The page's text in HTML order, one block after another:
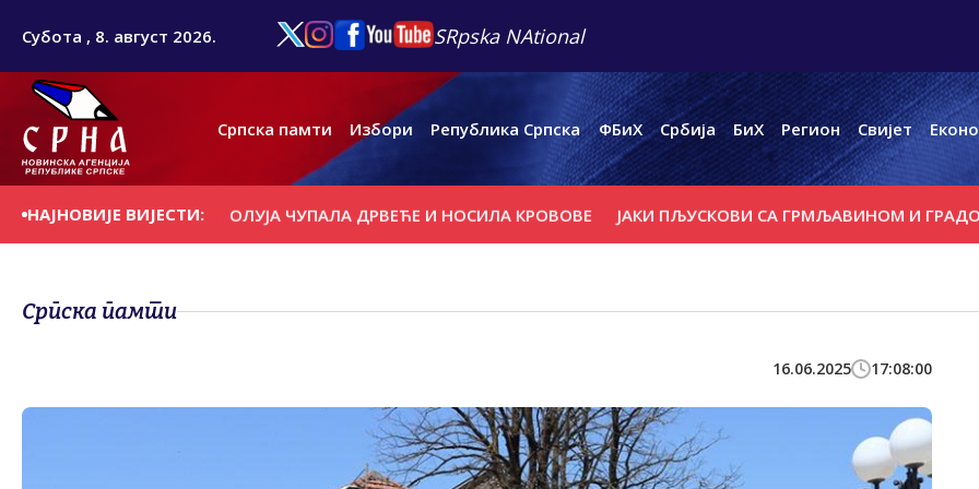
Субота , 8. август 2026. SRpska NAtional
Српска памти Избори Република Српска ФБиХ Србија БиХ Регион Свијет
НАЈНОВИЈЕ ВИЈЕСТИ:
ДАН ОЛУЈА ЧУПАЛА ДРВЕЋЕ И НОСИЛА КРОВОВЕ ЈАКИ ПЉУСКОВИ СА ГРМЉАВИНОМ И ГРАДОМ У
Српска памти
16.06.2025 17:08:00